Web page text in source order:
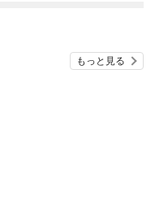
もっと見る